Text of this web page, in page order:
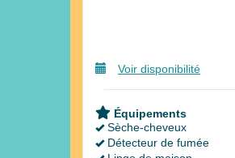
Voir disponibilité
Équipements
Sèche-cheveux
Détecteur de fumée